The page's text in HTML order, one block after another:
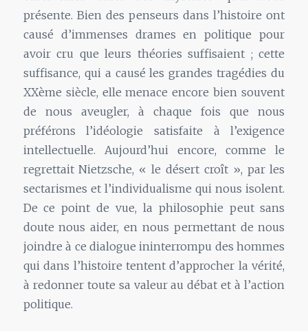
présente. Bien des penseurs dans l’histoire ont
causé d’immenses drames en politique pour
avoir cru que leurs théories suffisaient ; cette
suffisance, qui a causé les grandes tragédies du
XXème siècle, elle menace encore bien souvent
de nous aveugler, à chaque fois que nous
préférons l’idéologie satisfaite à l’exigence
intellectuelle. Aujourd’hui encore, comme le
regrettait Nietzsche, « le désert croît », par les
sectarismes et l’individualisme qui nous isolent.
De ce point de vue, la philosophie peut sans
doute nous aider, en nous permettant de nous
joindre à ce dialogue ininterrompu des hommes
qui dans l’histoire tentent d’approcher la vérité,
à redonner toute sa valeur au débat et à l’action
politique.